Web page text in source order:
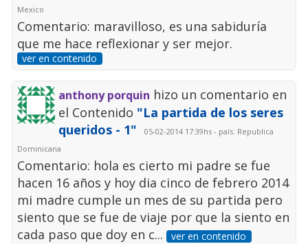
Mexico
Comentario: maravilloso, es una sabiduría
que me hace reflexionar y ser mejor.
ver en contenido
anthony porquin hizo un comentario en
el Contenido "La partida de los seres
queridos - 1"
05-02-2014 17:39hs - país: Republica
Dominicana
Comentario: hola es cierto mi padre se fue
hacen 16 años y hoy dia cinco de febrero 2014
mi madre cumple un mes de su partida pero
siento que se fue de viaje por que la siento en
cada paso que doy en c...
ver en contenido